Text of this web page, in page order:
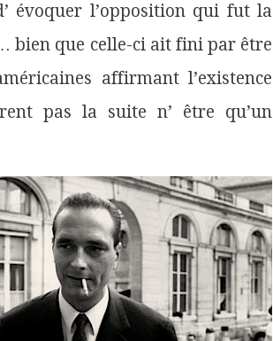
évoquer l’opposition qui fut la
bien que celle-ci ait fini par être
affirmant l’existence
pas la suite n’ être qu’un